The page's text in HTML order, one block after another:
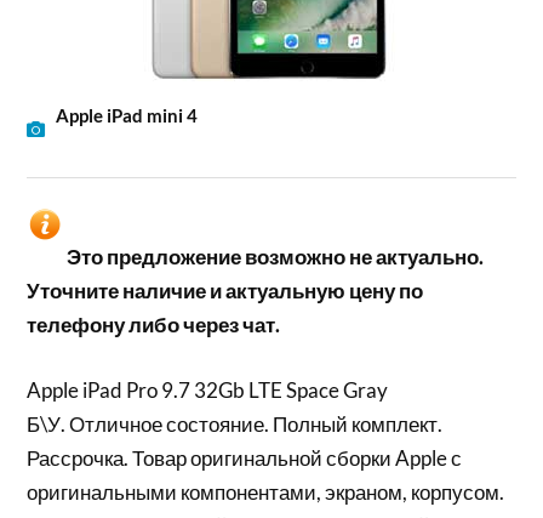
Apple iPad mini 4
Это предложение возможно не актуально.
Уточните наличие и актуальную цену по
телефону либо через чат.
Apple iPad Pro 9.7 32Gb LTE Space Gray
Б\У. Отличное состояние. Полный комплект.
Рассрочка. Товар оригинальной сборки Apple с
оригинальными компонентами, экраном, корпусом.